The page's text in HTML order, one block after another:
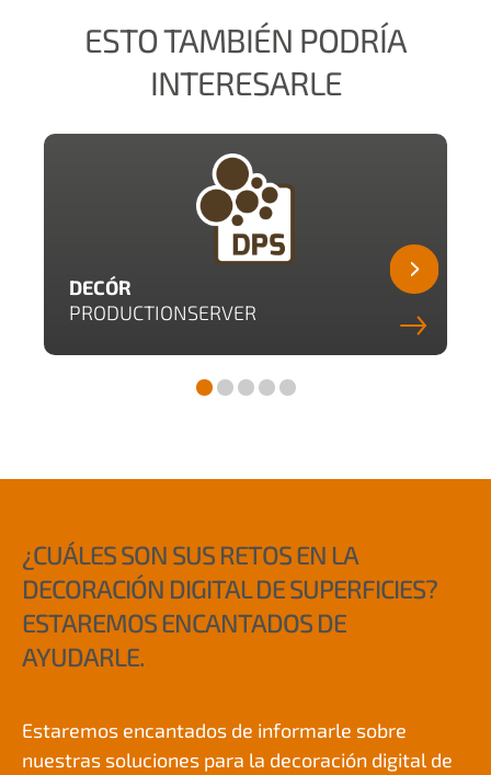
ESTO TAMBIÉN PODRÍA
INTERESARLE
DECÓR
PRODUCTIONSERVER
¿CUÁLES SON SUS RETOS EN LA
DECORACIÓN DIGITAL DE SUPERFICIES?
ESTAREMOS ENCANTADOS DE
AYUDARLE.
Estaremos encantados de informarle sobre
nuestras soluciones para la decoración digital de